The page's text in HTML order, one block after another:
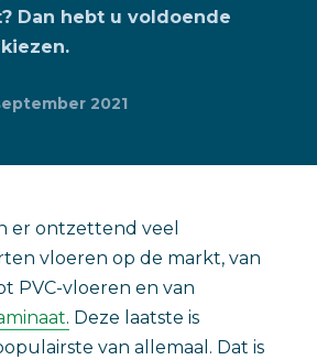
Dan hebt u voldoende
2021
er ontzettend veel
vloeren op de markt, van
PVC-vloeren en van
. Deze laatste is
van allemaal. Dat is